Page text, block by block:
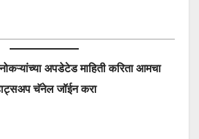
अपडेटेड माहिती करिता आमचा
चॅनेल जॉईन करा